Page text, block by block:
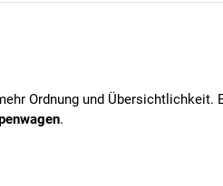
Ordnung und Übersichtlichkeit.
.